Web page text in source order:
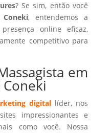
? Se sim, então você
Coneki, entendemos a
online eficaz,
competitivo para
em
digital líder, nos
impressionantes e
como você. Nossa